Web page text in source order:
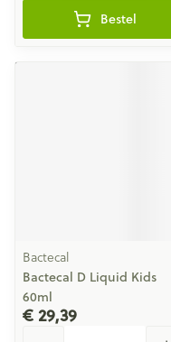
Bestel
Bactecal
Bactecal D Liquid Kids
60ml
€ 29,39